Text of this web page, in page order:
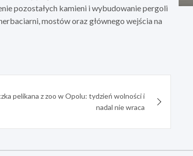
pozostałych kamieni i wybudowanie pergoli
mostów oraz głównego wejścia na
pelikana z zoo w Opolu: tydzień wolności i
nadal nie wraca